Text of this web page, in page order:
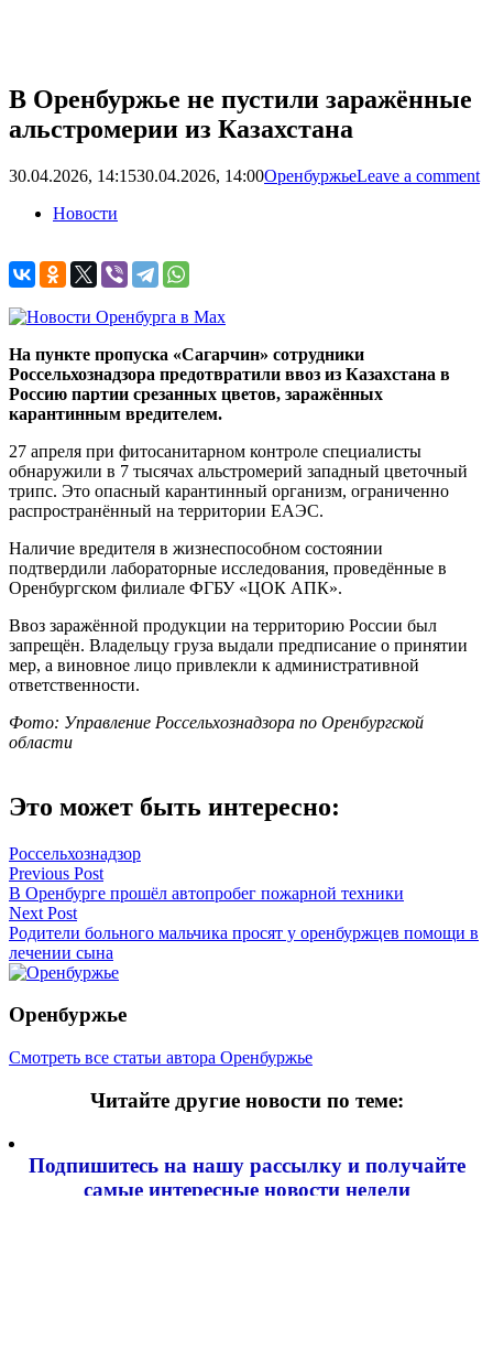
В Оренбуржье не пустили заражённые
альстромерии из Казахстана
30.04.2026, 14:1530.04.2026, 14:00ОренбуржьеLeave a comment
Новости
На пункте пропуска «Сагарчин» сотрудники
Россельхознадзора предотвратили ввоз из Казахстана в
Россию партии срезанных цветов, заражённых
карантинным вредителем.
27 апреля при фитосанитарном контроле специалисты
обнаружили в 7 тысячах альстромерий западный цветочный
трипс. Это опасный карантинный организм, ограниченно
распространённый на территории ЕАЭС.
Наличие вредителя в жизнеспособном состоянии
подтвердили лабораторные исследования, проведённые в
Оренбургском филиале ФГБУ «ЦОК АПК».
Ввоз заражённой продукции на территорию России был
запрещён. Владельцу груза выдали предписание о принятии
мер, а виновное лицо привлекли к административной
ответственности.
Фото: Управление Россельхознадзора по Оренбургской
области
Это может быть интересно:
Россельхознадзор
Навигация
по
записям
Previous Post
В Оренбурге прошёл автопробег пожарной техники
Next Post
Родители больного мальчика просят у оренбуржцев помощи в
лечении сына
Оренбуржье
Смотреть все статьи автора Оренбуржье
Читайте другие новости по теме:
Подпишитесь на нашу рассылку и получайте
самые интересные новости недели